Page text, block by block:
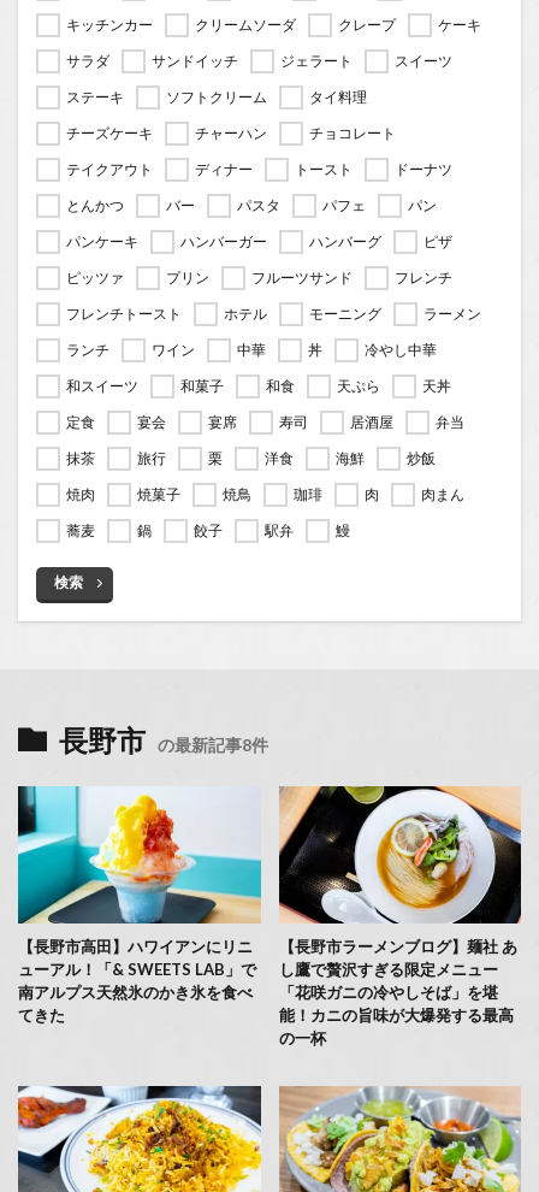
キッチンカー
クリームソーダ クレープ
ケーキ
サラダ
サンドイッチ ジェラート
スイーツ
ステーキ
ソフトクリーム
タイ料理
チーズケーキ
チャーハン
チョコレート
テイクアウト
ディナー トースト
ドーナツ
とんかつ
バー パスタ パフェ
パン
パンケーキ
ハンバーガー ハンバーグ
ピザ
ピッツァ
プリン フルーツサンド
フレンチ
フレンチトースト
ホテル モーニング
ラーメン
ランチ
ワイン 中華 丼
冷やし中華
和スイーツ
和菓子 和食 天ぷら
天丼
定食
宴会 宴席 寿司 居酒屋
弁当
抹茶
旅行 栗 洋食 海鮮
炒飯
焼肉
焼菓子 焼鳥 珈琲 肉
肉まん
蕎麦
鍋 餃子 駅弁 鰻
検索
長野市 の最新記事8件
【長野市高田】ハワイアンにリニ
ューアル！「& SWEETS LAB」で
南アルプス天然氷のかき氷を食べ
てきた
【長野市ラーメンブログ】麺社 あ
し鷹で贅沢すぎる限定メニュー
「花咲ガニの冷やしそば」を堪
能！カニの旨味が大爆発する最高
の一杯